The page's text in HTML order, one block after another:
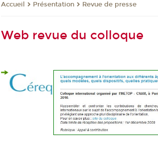
Accueil Présentation Revue de presse
Web revue du colloque